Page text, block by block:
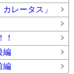
レータス」
編
編